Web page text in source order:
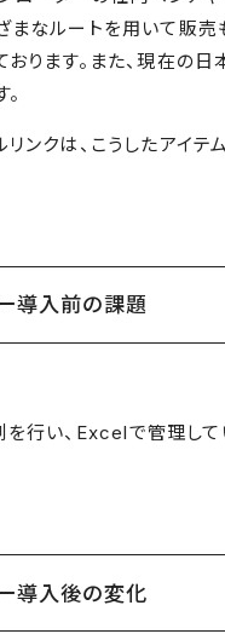
まなルートを用いて販
おります。また、現在の
ンクは、こうしたアイ
導入前の課題
を行い、Excelで管理し
導入後の変化